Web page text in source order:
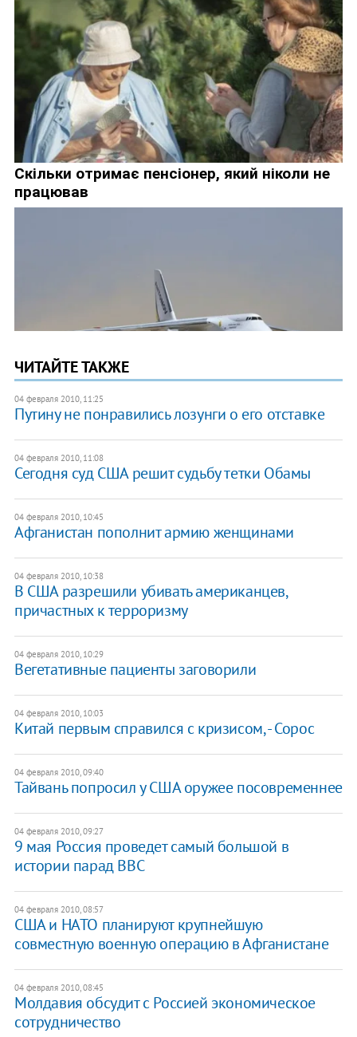
ЧИТАЙТЕ ТАКЖЕ
04 февраля 2010, 11:25
Путину не понравились лозунги о его отставке
04 февраля 2010, 11:08
Сегодня суд США решит судьбу тетки Обамы
04 февраля 2010, 10:45
Афганистан пополнит армию женщинами
04 февраля 2010, 10:38
В США разрешили убивать американцев,
причастных к терроризму
04 февраля 2010, 10:29
Вегетативные пациенты заговорили
04 февраля 2010, 10:03
Китай первым справился с кризисом, - Сорос
04 февраля 2010, 09:40
Тайвань попросил у США оружее посовременнее
04 февраля 2010, 09:27
9 мая Россия проведет самый большой в
истории парад ВВС
04 февраля 2010, 08:57
США и НАТО планируют крупнейшую
совместную военную операцию в Афганистане
04 февраля 2010, 08:45
Молдавия обсудит с Россией экономическое
сотрудничество